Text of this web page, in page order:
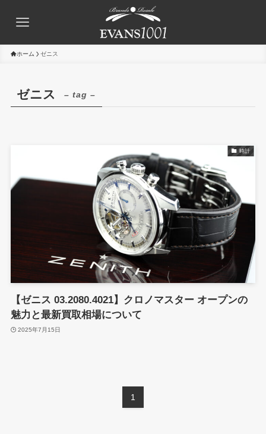
ホーム ゼニス
ゼニス – tag –
時計
【ゼニス 03.2080.4021】クロノマスター オープンの
魅力と最新買取相場について
2025年7月15日
1